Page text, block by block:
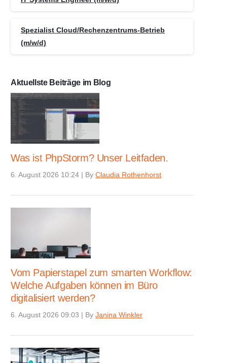
Spezialist Cloud/Rechenzentrums-Betrieb
(m/w/d)
Aktuellste Beiträge im Blog
Was ist PhpStorm? Unser Leitfaden.
6. August 2026 10:24 | By Claudia Rothenhorst
Vom Papierstapel zum smarten Workflow:
Welche Aufgaben können im Büro
digitalisiert werden?
6. August 2026 09:03 | By Janina Winkler